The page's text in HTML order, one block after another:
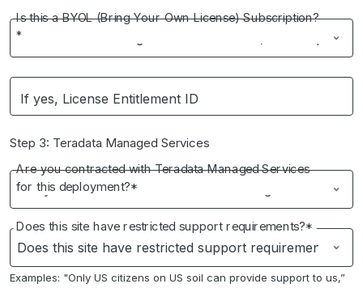
Is this a BYOL (Bring Your Own License) Subscription?
*
If yes, License Entitlement ID
Step 3: Teradata Managed Services
Are you contracted with Teradata Managed Services
for this deployment?*
Does this site have restricted support requirements?*
Examples: "Only US citizens on US soil can provide support to us,”